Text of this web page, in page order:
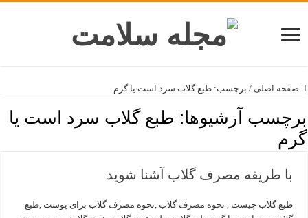
صفحه اصلی / برچسب:طبع گلاب سرد است یا گرم
برچسب آرشیوها: طبع گلاب سرد است یا
گرم
با طریقه مصرف گلاب آشنا شوید
طبع گلاب چیست , نحوه مصرف گلاب ,نحوه مصرف گلاب برای پوست ,طبع